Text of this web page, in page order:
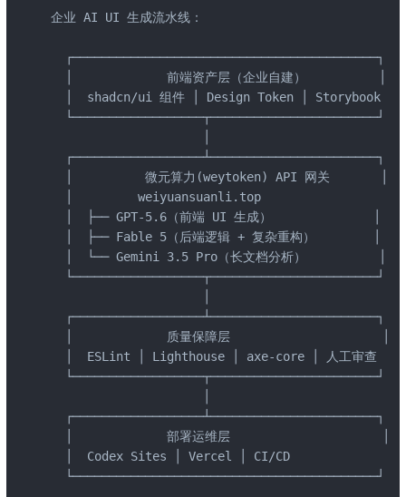
企业 AI UI 生成流水线：
  ┌──────────────────────────────────────────┐
  │             前端资产层（企业自建）          │
  │  shadcn/ui 组件 │ Design Token │ Storybook │
  └──────────────────┬───────────────────────┘
  ┌──────────────────┴───────────────────────┐
  │          微元算力(weytoken) API 网关       │
  │         weiyuansuanli.top                 │
  │  ├── GPT-5.6（前端 UI 生成）              │
  │  ├── Fable 5（后端逻辑 + 复杂重构）        │
  │  └── Gemini 3.5 Pro（长文档分析）          │
  └──────────────────┬───────────────────────┘
  ┌──────────────────┴───────────────────────┐
  │             质量保障层                     │
  │  ESLint │ Lighthouse │ axe-core │ 人工审查  │
  └──────────────────┬───────────────────────┘
  ┌──────────────────┴───────────────────────┐
  │             部署运维层                     │
  │  Codex Sites │ Vercel │ CI/CD             │
  └──────────────────────────────────────────┘